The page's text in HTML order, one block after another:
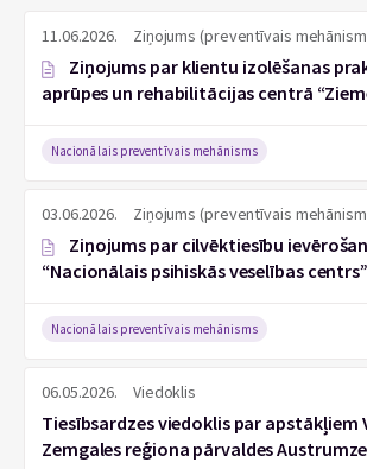
11.06.2026. Ziņojums (preventīvais
Ziņojums par klientu izolēšanas
aprūpes un rehabilitācijas centrā
Nacionālais preventīvais mehānisms
03.06.2026. Ziņojums (preventīvais
Ziņojums par cilvēktiesību
“Nacionālais psihiskās veselības centrs”
Nacionālais preventīvais mehānisms
06.05.2026. Viedoklis
Tiesībsardzes viedoklis par apstākļiem
Zemgales reģiona pārvaldes